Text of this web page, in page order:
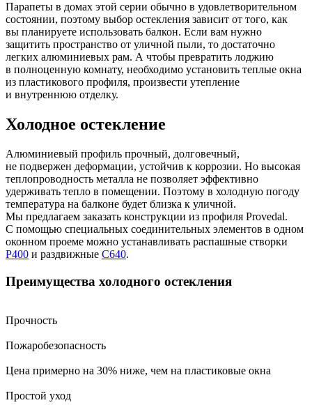
Парапеты в домах этой серии обычно в удовлетворительном
состоянии, поэтому выбор остекления зависит от того, как
вы планируете использовать балкон. Если вам нужно
защитить пространство от уличной пыли, то достаточно
легких алюминиевых рам. А чтобы превратить лоджию
в полноценную комнату, необходимо установить теплые окна
из пластикового профиля, произвести утепление
и внутреннюю отделку.
Холодное остекление
Алюминиевый профиль прочный, долговечный,
не подвержен деформации, устойчив к коррозии. Но высокая
теплопроводность металла не позволяет эффективно
удерживать тепло в помещении. Поэтому в холодную погоду
температура на балконе будет близка к уличной.
Мы предлагаем заказать конструкции из профиля Provedal.
С помощью специальных соединительных элементов в одном
оконном проеме можно устанавливать распашные створки
P400 и раздвижные C640.
Преимущества холодного остекления
Прочность
Пожаробезопасность
Цена примерно на 30% ниже, чем на пластиковые окна
Простой уход